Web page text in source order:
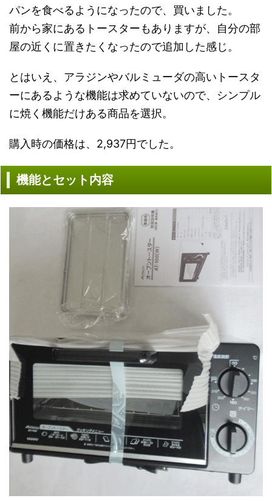
パンを食べるようになったので、買いました。
前から家にあるトースターもありますが、自分の部
屋の近くに置きたくなったので追加した感じ。
とはいえ、アラジンやバルミューダの高いトースタ
ーにあるような機能は求めていないので、シンプル
に焼く機能だけある商品を選択。
購入時の価格は、2,937円でした。
機能とセット内容